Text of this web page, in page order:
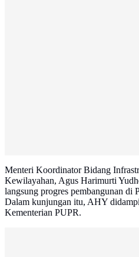
Menteri Koordinator Bidang
Kewilayahan, Agus Harimurti
langsung progres pembangunan di
Dalam kunjungan itu, AHY
Kementerian PUPR.